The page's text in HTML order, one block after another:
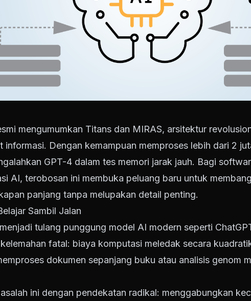
mengumumkan Titans dan MIRAS, arsitektur
informasi. Dengan kemampuan memproses lebih dari 2
GPT-4 dalam tes memori jarak jauh. Bagi
AI, terobosan ini membuka peluang baru untuk
panjang tanpa melupakan detail penting.
Sambil Jalan
tulang punggung model AI modern seperti
fatal: biaya komputasi meledak secara
dokumen sepanjang buku atau analisis genom
ini dengan pendekatan radikal: menggabungkan